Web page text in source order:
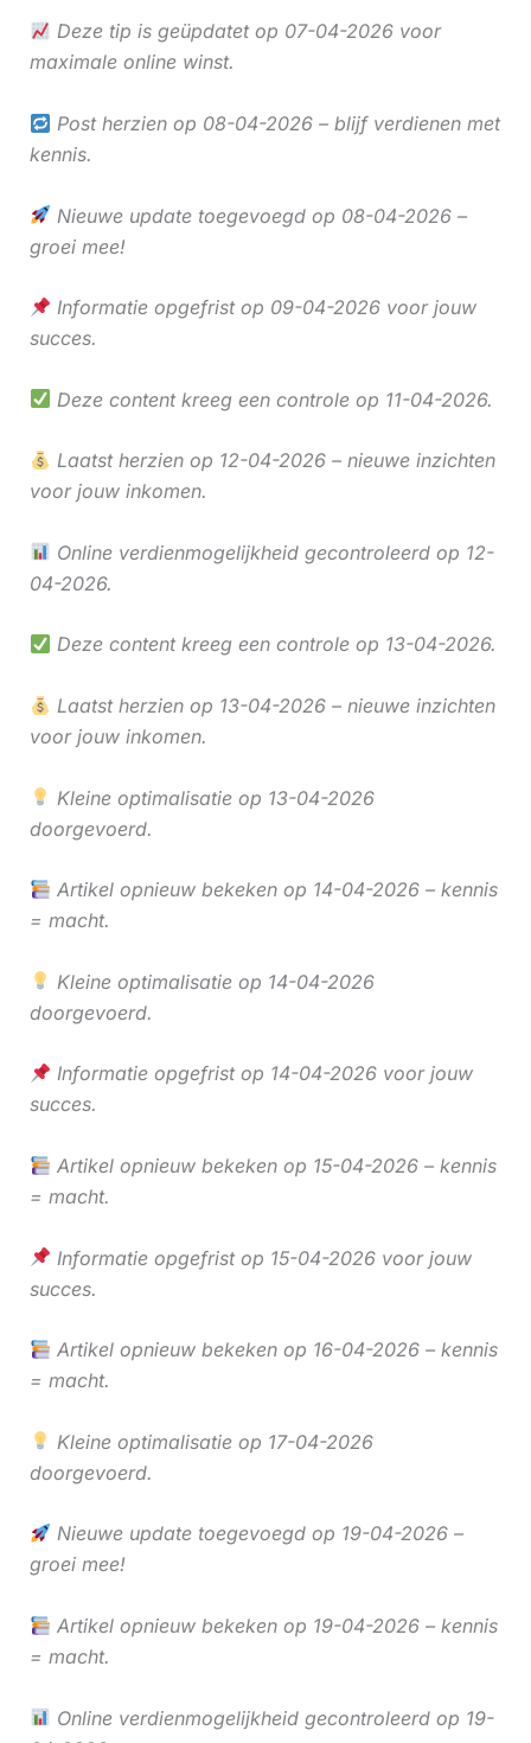
Deze tip is geüpdatet op 07-04-2026 voor
maximale online winst.
Post herzien op 08-04-2026 – blijf verdienen met
kennis.
Nieuwe update toegevoegd op 08-04-2026 –
groei mee!
Informatie opgefrist op 09-04-2026 voor jouw
succes.
Deze content kreeg een controle op 11-04-2026.
Laatst herzien op 12-04-2026 – nieuwe inzichten
voor jouw inkomen.
Online verdienmogelijkheid gecontroleerd op 12-
04-2026.
Deze content kreeg een controle op 13-04-2026.
Laatst herzien op 13-04-2026 – nieuwe inzichten
voor jouw inkomen.
Kleine optimalisatie op 13-04-2026
doorgevoerd.
Artikel opnieuw bekeken op 14-04-2026 – kennis
= macht.
Kleine optimalisatie op 14-04-2026
doorgevoerd.
Informatie opgefrist op 14-04-2026 voor jouw
succes.
Artikel opnieuw bekeken op 15-04-2026 – kennis
= macht.
Informatie opgefrist op 15-04-2026 voor jouw
succes.
Artikel opnieuw bekeken op 16-04-2026 – kennis
= macht.
Kleine optimalisatie op 17-04-2026
doorgevoerd.
Nieuwe update toegevoegd op 19-04-2026 –
groei mee!
Artikel opnieuw bekeken op 19-04-2026 – kennis
= macht.
Online verdienmogelijkheid gecontroleerd op 19-